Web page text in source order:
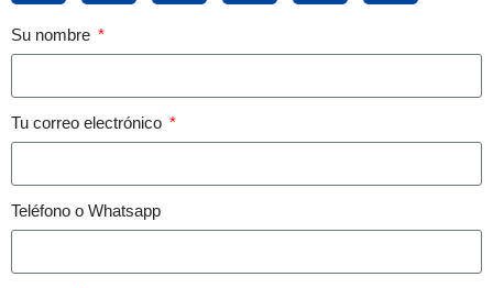
Su nombre
Tu correo electrónico
Teléfono o Whatsapp